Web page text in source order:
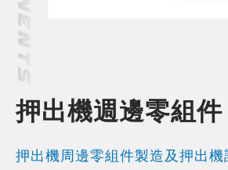
押出機週邊零組件
押出機周邊零組件製造及押出